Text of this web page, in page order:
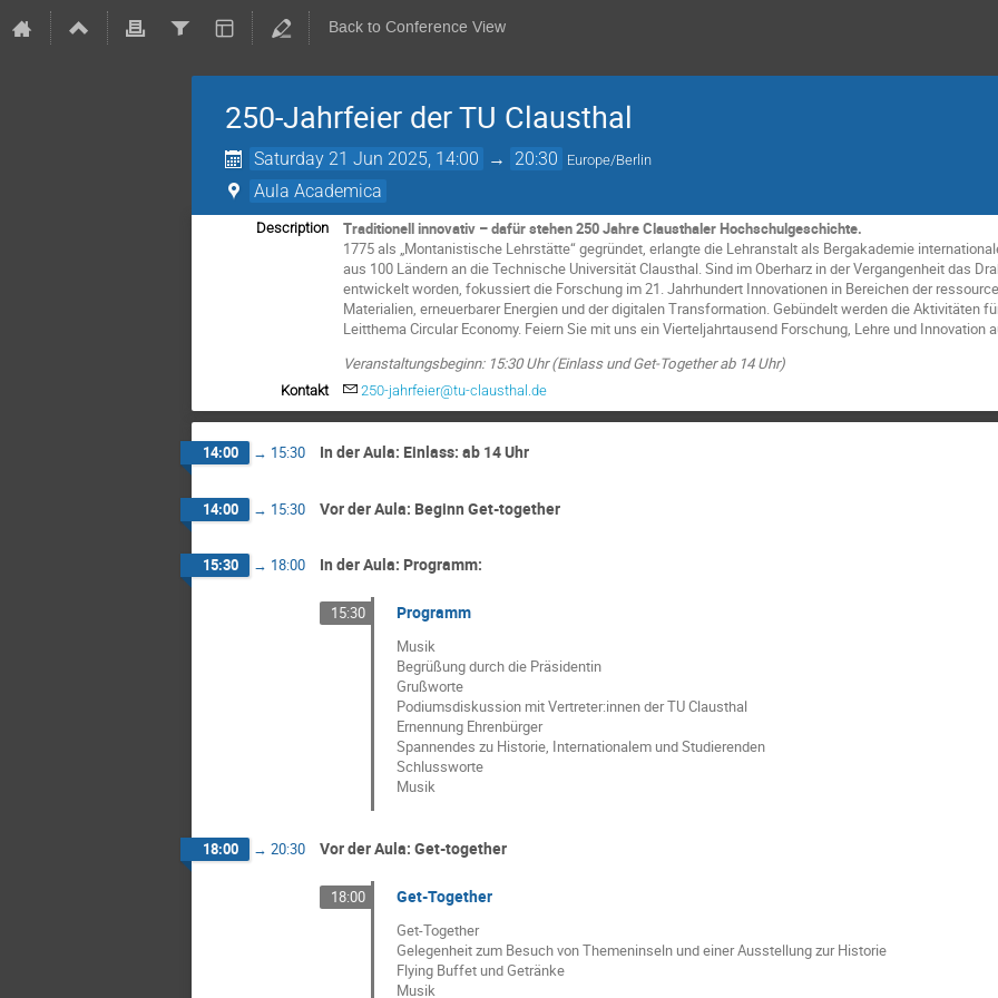
Back to Conference View
250-Jahrfeier der TU Clausthal
Saturday 21 Jun 2025, 14:00 → 20:30 Europe/Berlin
Aula Academica
Description
Traditionell innovativ – dafür stehen 250 Jahre Clausthaler Hochschulgeschichte.
1775 als „Montanistische Lehrstätte“ gegründet, erlangte die Lehranstalt als Bergakademie
aus 100 Ländern an die Technische Universität Clausthal. Sind im Oberharz in der Vergangenheit das
entwickelt worden, fokussiert die Forschung im 21. Jahrhundert Innovationen in Bereichen der
Materialien, erneuerbarer Energien und der digitalen Transformation. Gebündelt werden die Aktivitäten
Leitthema Circular Economy. Feiern Sie mit uns ein Vierteljahrtausend Forschung, Lehre und Innovation
Veranstaltungsbeginn: 15:30 Uhr (Einlass und Get-Together ab 14 Uhr)
Kontakt 250-jahrfeier@tu-clausthal.de
14:00 → 15:30 In der Aula: Einlass: ab 14 Uhr
14:00 → 15:30 Vor der Aula: Beginn Get-together
15:30 → 18:00 In der Aula: Programm:
15:30 Programm
Musik
Begrüßung durch die Präsidentin
Grußworte
Podiumsdiskussion mit Vertreter:innen der TU Clausthal
Ernennung Ehrenbürger
Spannendes zu Historie, Internationalem und Studierenden
Schlussworte
Musik
18:00 → 20:30 Vor der Aula: Get-together
18:00 Get-Together
Get-Together
Gelegenheit zum Besuch von Themeninseln und einer Ausstellung zur Historie
Flying Buffet und Getränke
Musik